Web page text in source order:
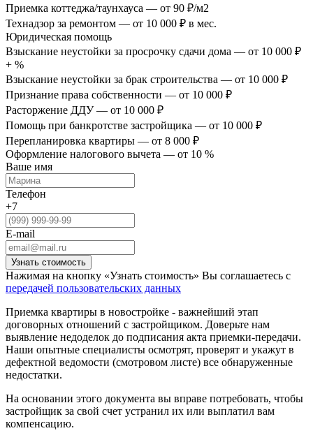
Приемка коттеджа/таунхауса — от 90 ₽/м2
Технадзор за ремонтом — от 10 000 ₽ в мес.
Юридическая помощь
Взыскание неустойки за просрочку сдачи дома — от 10 000 ₽
+ %
Взыскание неустойки за брак строительства — от 10 000 ₽
Признание права собственности — от 10 000 ₽
Расторжение ДДУ— от 10 000 ₽
Помощь при банкротстве застройщика — от 10 000 ₽
Перепланировка квартиры — от 8 000 ₽
Оформление налогового вычета — от 10 %
Ваше имя
Телефон
+7
E-mail
Нажимая на кнопку «Узнать стоимость» Вы соглашаетесь с
передачей пользовательских данных
Приемка квартиры в новостройке - важнейший этап
договорных отношений с застройщиком. Доверьте нам
выявление недоделок до подписания акта приемки-передачи.
Наши опытные специалисты осмотрят, проверят и укажут в
дефектной ведомости (смотровом листе) все обнаруженные
недостатки.
На основании этого документа вы вправе потребовать, чтобы
застройщик за свой счет устранил их или выплатил вам
компенсацию.